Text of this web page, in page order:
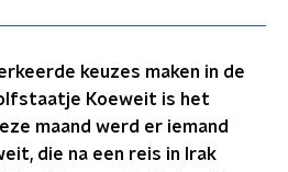
keuzes maken in de
Koeweit is het
maand werd er iemand
die na een reis in Irak